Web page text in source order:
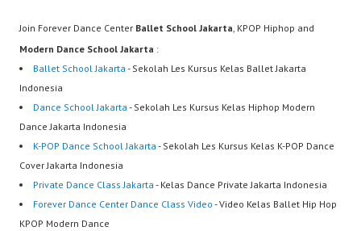
Join Forever Dance Center Ballet School Jakarta, KPOP Hiphop and
Modern Dance School Jakarta :
Ballet School Jakarta - Sekolah Les Kursus Kelas Ballet Jakarta
Indonesia
Dance School Jakarta - Sekolah Les Kursus Kelas Hiphop Modern
Dance Jakarta Indonesia
K-POP Dance School Jakarta - Sekolah Les Kursus Kelas K-POP Dance
Cover Jakarta Indonesia
Private Dance Class Jakarta - Kelas Dance Private Jakarta Indonesia
Forever Dance Center Dance Class Video - Video Kelas Ballet Hip Hop
KPOP Modern Dance